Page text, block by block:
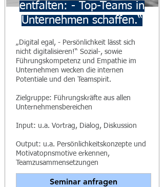
entfalten: - Top-Teams in
Unternehmen schaffen.“
„Digital egal, - Persönlichkeit lässt sich
nicht digitalisieren!“ Sozial-, sowie
Führungskompetenz und Empathie im
Unternehmen wecken die internen
Potentiale und den Teamspirit.
Zielgruppe: Führungskräfte aus allen
Unternehmensbereichen
Input: u.a. Vortrag, Dialog, Diskussion
Output: u.a. Persönlichkeitskonzepte und
Motivatopnsmotive erkennen,
Teamzusammensetzungen
Seminar anfragen